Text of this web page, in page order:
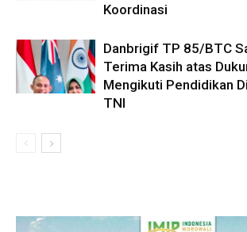
Koordinasi
Danbrigif TP 85/BTC
Terima Kasih atas
Mengikuti Pendidikan
TNI